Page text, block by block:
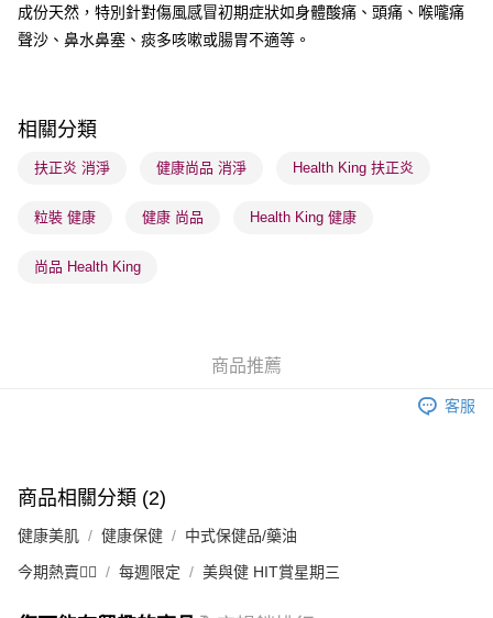
送貨方式
每筆HK$65.00，滿HK$300.00或以上免運費
確認發貨後1-3 工作天送達，訂單將隨機分配至SF順豐速運或京東
每筆HK$65.00，滿HK$300.00或以上免運費
每筆HK$20.00，滿HK$100.00或以上免運費
成份天然，特別針對傷風感冒初期症狀如身體酸痛、頭痛、喉嚨痛
聲沙、鼻水鼻塞、痰多咳嗽或腸胃不適等。
相關分類
扶正炎 消淨 健康尚品 消淨 Health King 扶正炎
粒裝 健康 健康 尚品 Health King 健康
尚品 Health King
商品推薦
客服
商品相關分類 (2)
健康美肌 健康保健 中式保健品/藥油
今期熱賣❤️‍🔥 每週限定 美與健 HIT賞星期三